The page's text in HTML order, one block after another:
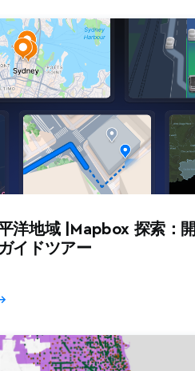
洋地域 |Mapbox 探索：開
イドツアー